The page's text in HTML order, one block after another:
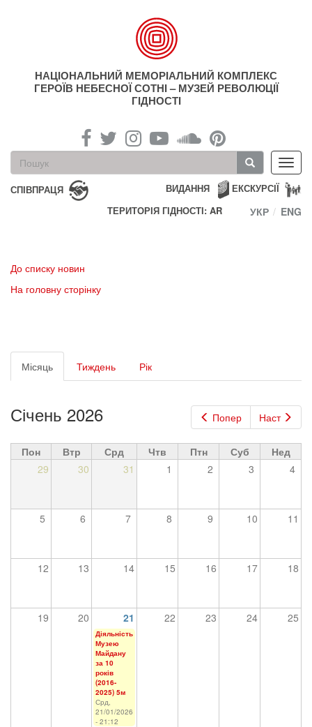
НАЦІОНАЛЬНИЙ МЕМОРІАЛЬНИЙ КОМПЛЕКС
ГЕРОЇВ НЕБЕСНОЇ СОТНІ – МУЗЕЙ РЕВОЛЮЦІЇ
ГІДНОСТІ
Пошукова
форма
Пошук
СПІВПРАЦЯ ЕКСКУРСІЇ
ВИДАННЯ
ТЕРИТОРІЯ ГІДНОСТІ: AR
УКР ENG
До списку новин
На головну сторінку
Первинні
вкладки
Місяць (активна
вкладка)
Тиждень Рік
Попер Наст
Січень 2026
Пон Втр Срд Чтв Птн Суб
Нед
29
30 31 1 2 3 4
5 6 7 8 9 10 11
12 13 14 15 16 17 18
19 20 21 22 23 24 25
Діяльність
Музею
Майдану
за 10
років
(2016-
2025) 5м
Срд,
21/01/2026
- 21:12